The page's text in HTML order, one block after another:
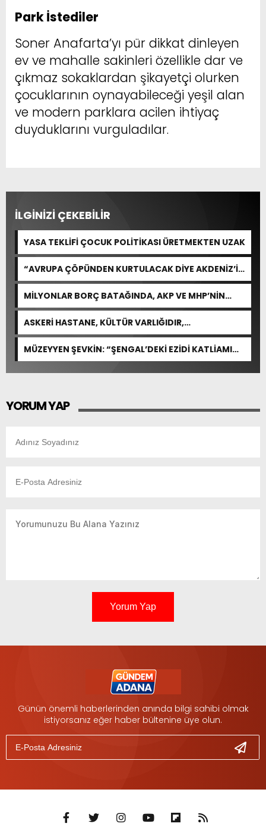
Park İstediler
Soner Anafarta’yı pür dikkat dinleyen
ev ve mahalle sakinleri özellikle dar ve
çıkmaz sokaklardan şikayetçi olurken
çocuklarının oynayabileceği yeşil alan
ve modern parklara acilen ihtiyaç
duyduklarını vurguladılar.
İLGİNİZİ ÇEKEBİLİR
YASA TEKLİFİ ÇOCUK POLİTİKASI ÜRETMEKTEN UZAK
“AVRUPA ÇÖPÜNDEN KURTULACAK DİYE AKDENİZ’İ
FEDA EDEMEZSİNİZ!”
MİLYONLAR BORÇ BATAĞINDA, AKP VE MHP’NİN
CEVABI: “ARAŞTIRMAYALIM!”
ASKERİ HASTANE, KÜLTÜR VARLIĞIDIR,
ÖZELLEŞTİRİLEMEZ!
MÜZEYYEN ŞEVKİN: “ŞENGAL’DEKİ EZİDİ KATLİAMI
İNSANLIĞIN ORTAK ACISIDIR”
YORUM YAP
Yorum Yap
Günün önemli haberlerinden anında bilgi sahibi olmak
istiyorsanız eğer haber bültenine üye olun.